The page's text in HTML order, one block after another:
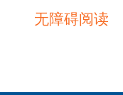
无障碍阅读